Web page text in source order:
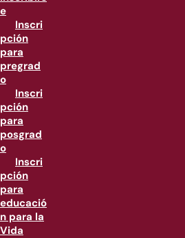
e
Inscri
pción
para
pregrad
o
Inscri
pción
para
posgrad
o
Inscri
pción
para
educació
n para la
Vida